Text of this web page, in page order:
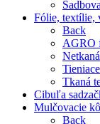
Fólie, textílie,
Back
AGRO
Tkaná
Cibuľa
Mulčovacie
Back